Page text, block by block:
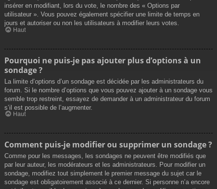
insérer en modifiant, lors du vote, le nombre des « Options par
utilisateur ». Vous pouvez également spécifier une limite de temps en
jours et autoriser ou non les utilisateurs à modifier leurs votes.
Haut
Pourquoi ne puis-je pas ajouter plus d’options à un
sondage ?
La limite d’options d’un sondage est décidée par les administrateurs du
forum. Si le nombre d’options que vous pouvez ajouter à un sondage vous
semble trop restreint, essayez de demander à un administrateur du forum
s’il est possible de l’augmenter.
Haut
Comment puis-je modifier ou supprimer un sondage ?
Comme pour les messages, les sondages ne peuvent être modifiés que
par leur auteur, les modérateurs et les administrateurs. Pour modifier un
sondage, modifiez tout simplement le premier message du sujet car le
sondage est obligatoirement associé à ce dernier. Si personne n’a encore